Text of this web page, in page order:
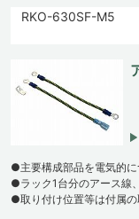
RKO-630SF-M5
●主要構成部品を電気的に
●ラック1台分のアース線
●取り付け位置等は付属の